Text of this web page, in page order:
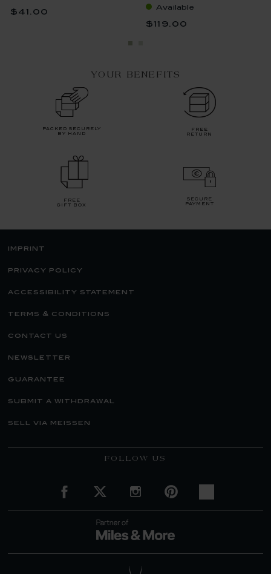
$41.00
Available
$119.00
YOUR BENEFITS
packed securely
by hand
free
return
free
gift box
secure
payment
imprint
privacy policy
accessibility statement
terms & conditions
contact us
newsletter
guarantee
submit a withdrawal
sell via meissen
FOLLOW US